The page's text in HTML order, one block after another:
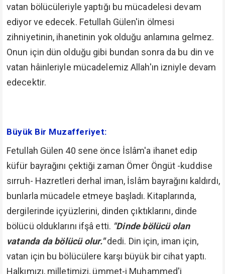
Bunun üzerine bu din ve vatan düşmanları Ömer
Öngüt -kuddise sırruh- Hazretleri'ne kumpas
kurmakla, bu Zât-ı âli'yi karalamaya çalıştılar. Bir değil
birkaç defa. En büyüklerinden birisi 2004 yılında,
diğeri 2009 yılında yaşandı.
kumpasları kurdular.
O günlerde birçokları "Bunlar da müslüman, namaz
kılıyorlar" zannı ile bunların ihanetini göremedi. Kimi
iman zafiyetinden müslüman zannıyla, kimi de
menfaat beklentisiyle bunları destekledi, bunlarla
beraber hareket etti. Ömer Öngüt -kuddise sırruh-
Hazretleri'ni bunların içyüzünü ortaya seren
beyanlarından ötürü hor ve hakir gördüler. Oysa bu
Zât-ı âli Âyet-i kerime ve Hadis-i şerif'leri ortaya